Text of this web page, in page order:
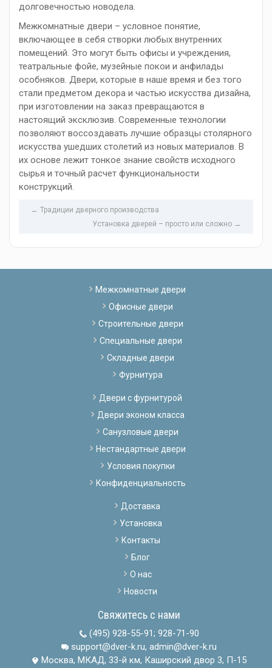
долговечностью новодела.
Межкомнатные двери – условное понятие,
включающее в себя створки любых внутренних
помещений. Это могут быть офисы и учреждения,
театральные фойе, музейные покои и анфилады
особняков. Двери, которые в наше время и без того
стали предметом декора и частью искусства дизайна,
при изготовлении на заказ превращаются в
настоящий эксклюзив. Современные технологии
позволяют воссоздавать лучшие образцы столярного
искусства ушедших столетий из новых материалов. В
их основе лежит тонкое знание свойств исходного
сырья и точный расчет функциональности
конструкций.
← Традиции дверного производства
Установка дверей – просто или сложно →
Межкомнатные двери
Офисные двери
Строительные двери
Специальные двери
Складные двери
Фурнитура
Двери с фурнитурой
Двери эконом класса
Санузловые двери
Нестандартные двери
Условия покупки
Конфиденциальность
Доставка
Установка
Контакты
Блог
О нас
Новости
Свяжитесь с нами
(495) 928-55-91; 928-71-90
support@dver-k.ru, admin@dver-k.ru
Москва, МКАД, 33-й км, Каширский двор 3, П-15